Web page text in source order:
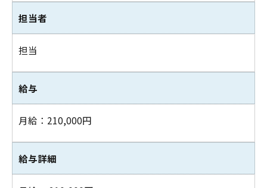
担当者
担当
給与
月給：210,000円
給与詳細